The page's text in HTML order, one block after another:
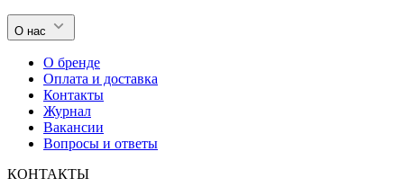
О нас
О бренде
Оплата и доставка
Контакты
Журнал
Вакансии
Вопросы и ответы
КОНТАКТЫ